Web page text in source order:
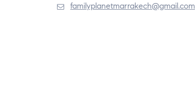
familyplanetmarrakech@gmail.com